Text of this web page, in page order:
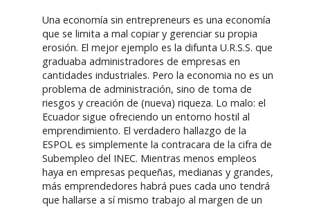
Una economía sin entrepreneurs es una economía
que se limita a mal copiar y gerenciar su propia
erosión. El mejor ejemplo es la difunta U.R.S.S. que
graduaba administradores de empresas en
cantidades industriales. Pero la economia no es un
problema de administración, sino de toma de
riesgos y creación de (nueva) riqueza. Lo malo: el
Ecuador sigue ofreciendo un entorno hostil al
emprendimiento. El verdadero hallazgo de la
ESPOL es simplemente la contracara de la cifra de
Subempleo del INEC. Mientras menos empleos
haya en empresas pequeñas, medianas y grandes,
más emprendedores habrá pues cada uno tendrá
que hallarse a sí mismo trabajo al margen de un